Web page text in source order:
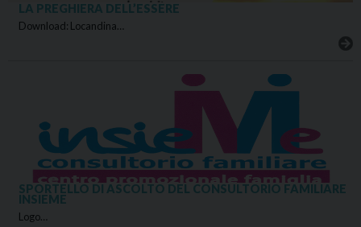
LA PREGHIERA DELL’ESSERE
Download: Locandina…
SPORTELLO DI ASCOLTO DEL CONSULTORIO FAMILIARE
INSIEME
Logo…